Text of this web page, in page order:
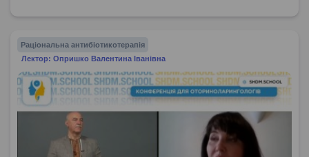
Раціональна антибіотикотерапія
Лектор: Опришко Валентина Іванівна